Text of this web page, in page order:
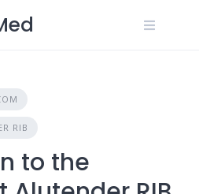
RIB
to the